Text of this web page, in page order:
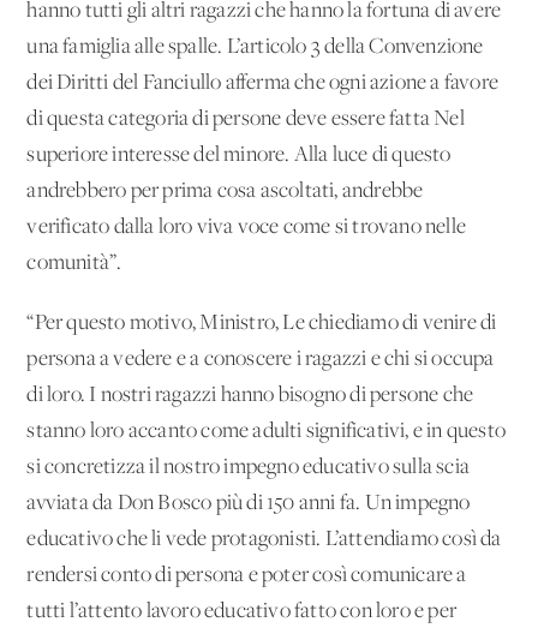
hanno tutti gli altri ragazzi che hanno la fortuna di avere
una famiglia alle spalle. L’articolo 3 della Convenzione
dei Diritti del Fanciullo afferma che ogni azione a favore
di questa categoria di persone deve essere fatta Nel
superiore interesse del minore. Alla luce di questo
andrebbero per prima cosa ascoltati, andrebbe
verificato dalla loro viva voce come si trovano nelle
comunità”.
“Per questo motivo, Ministro, Le chiediamo di venire di
persona a vedere e a conoscere i ragazzi e chi si occupa
di loro. I nostri ragazzi hanno bisogno di persone che
stanno loro accanto come adulti significativi, e in questo
si concretizza il nostro impegno educativo sulla scia
avviata da Don Bosco più di 150 anni fa. Un impegno
educativo che li vede protagonisti. L’attendiamo così da
rendersi conto di persona e poter così comunicare a
tutti l’attento lavoro educativo fatto con loro e per